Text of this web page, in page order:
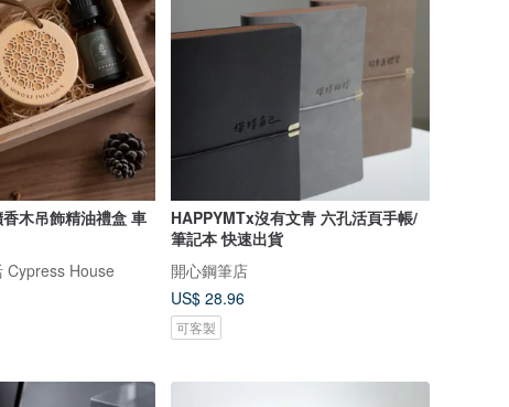
木吊飾精油禮盒 車
Cypress House
HAPPYMTx沒有文青 六孔活頁手帳/
筆記本 快速出貨
開心鋼筆店
US$ 28.96
可客製